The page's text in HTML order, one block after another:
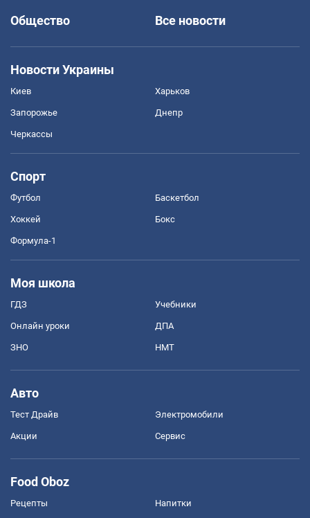
Общество
Все новости
Новости Украины
Киев Харьков
Запорожье Днепр
Черкассы
Спорт
Футбол Баскетбол
Хоккей Бокс
Формула-1
Моя школа
ГДЗ Учебники
Онлайн уроки ДПА
ЗНО НМТ
Авто
Тест Драйв Электромобили
Акции Сервис
Food Oboz
Рецепты Напитки